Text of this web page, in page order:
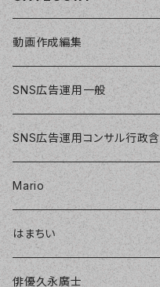
動画作成編集
SNS広告運用一般
SNS広告運用コンサル行政含
Mario
はまちい
俳優久永廣士